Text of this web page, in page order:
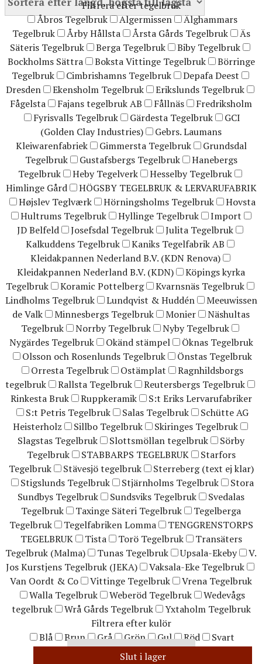
Filtrera efter tegelbruk
Åbros Tegelbruk
Algermissen
Älghammars
Tegelbruk
Årby Hållsta Årsta Gårds Tegelbruk
Äs
Säteris Tegelbruk
Berga Tegelbruk
Biby Tegelbruk
Bockholms Sättra
Boksta Vittinge Tegelbruk
Börringe
Tegelbruk
Cimbrishamns Tegelbruk
Depafa Deest
Dresden
Ekensholm Tegelbruk
Erikslunds Tegelbruk
Fågelsta
Fajans tegelbruk AB Fållnäs
Fredriksholm
Fyrisvalls Tegelbruk
Gärdesta Tegelbruk
GCI
(Golden Clay Industries)
Gebrs. Laumans
Kleiwarenfabriek
Gimmersta Tegelbruk
Grundsdal
Tegelbruk
Gustafsbergs Tegelbruk
Hanebergs
Tegelbruk
Heby Tegelverk
Hesselby Tegelbruk
Himlinge Gård
HÖGSBY TEGELBRUK & LERVARUFABRIK
Højslev Teglværk
Hörningsholms Tegelbruk
Hovsta
Hultrums Tegelbruk
Hyllinge Tegelbruk
Import
JD Belfeld
Josefsdal Tegelbruk
Julita Tegelbruk
Kalkuddens Tegelbruk
Kaniks Tegelfabrik AB
Kleidakpannen Nederland B.V. (KDN Renova)
Kleidakpannen Nederland B.V. (KDN)
Köpings kyrka
Tegelbruk
Koramic Pottelberg
Kvarnsnäs Tegelbruk
Lindholms Tegelbruk
Lundqvist & Huddén
Meeuwissen
de Valk
Minnesbergs Tegelbruk Monier
Näshultas
Tegelbruk
Norrby Tegelbruk
Nyby Tegelbruk
Nygärdes Tegelbruk
Okänd stämpel
Öknas Tegelbruk
Olsson och Rosenlunds Tegelbruk
Önstas Tegelbruk
Orresta Tegelbruk
Ostämplat
Ragnhildsborgs
tegelbruk
Rallsta Tegelbruk
Reutersbergs Tegelbruk
Rinkesta Bruk
Ruppkeramik
S:t Eriks Lervarufabriker
S:t Petris Tegelbruk
Salas Tegelbruk
Schütte AG
Heisterholz
Sillbo Tegelbruk
Skiringes Tegelbruk
Slagstas Tegelbruk
Slottsmöllan tegelbruk
Sörby
Tegelbruk
STABBARPS TEGELBRUK
Starfors
Tegelbruk
Stävesjö tegelbruk
Sterreberg (text ej klar)
Stigslunds Tegelbruk
Stjärnholms Tegelbruk
Stora
Sundbys Tegelbruk
Sundsviks Tegelbruk
Svedalas
Tegelbruk
Taxinge Säteri Tegelbruk
Tegelberga
Tegelbruk
Tegelfabriken Lomma
TENGGRENSTORPS
TEGELBRUK
Tista Torö Tegelbruk
Transäters
Tegelbruk (Malma)
Tunas Tegelbruk Upsala-Ekeby
V.
Jos Kurstjens Tegelbruk (JEKA)
Vaksala-Eke Tegelbruk
Van Oordt & Co
Vittinge Tegelbruk
Vrena Tegelbruk
Walla Tegelbruk
Weberöd Tegelbruk
Wedevågs
tegelbruk
Wrå Gårds Tegelbruk
Yxtaholm Tegelbruk
Filtrera efter kulör
Blå
Brun Grå Grön Gul Röd Svart
Visa även slut i lager
Slut i lager